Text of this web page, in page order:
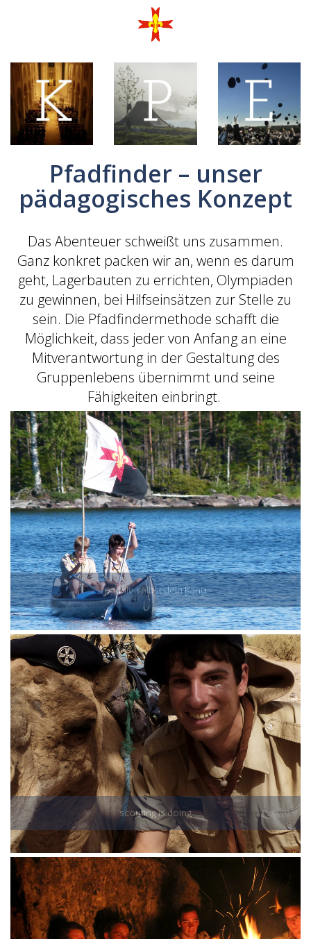
Pfadfinder – unser
pädagogisches Konzept
Das Abenteuer schweißt uns zusammen.
Ganz konkret packen wir an, wenn es darum
geht, Lagerbauten zu errichten, Olympiaden
zu gewinnen, bei Hilfseinsätzen zur Stelle zu
sein. Die Pfadfindermethode schafft die
Möglichkeit, dass jeder von Anfang an eine
Mitverantwortung in der Gestaltung des
Gruppenlebens übernimmt und seine
Fähigkeiten einbringt.
paddle selbst dein Kanu
scouting is doing